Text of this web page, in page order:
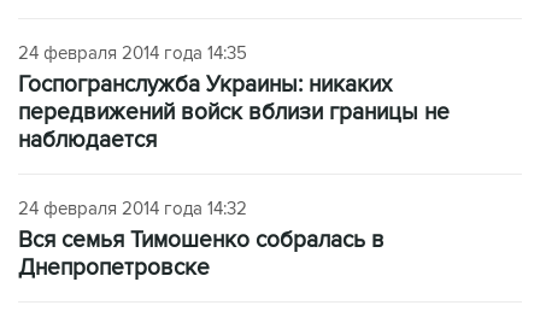
24 февраля 2014 года 14:35
Госпогранслужба Украины: никаких
передвижений войск вблизи границы не
наблюдается
24 февраля 2014 года 14:32
Вся семья Тимошенко собралась в
Днепропетровске